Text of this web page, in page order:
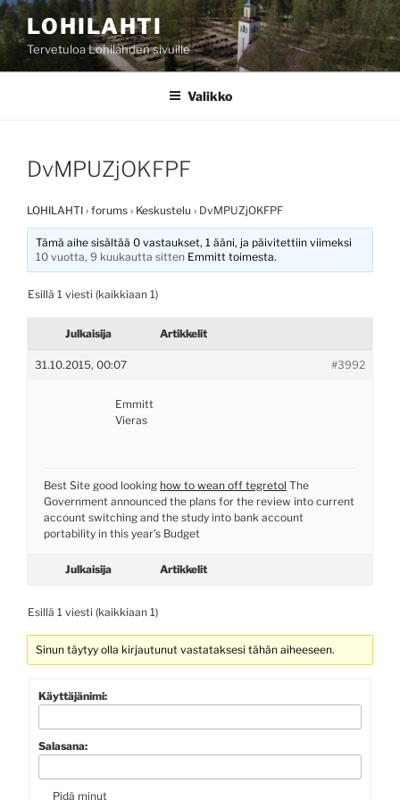
Siirry
sisältöönLOHILAHTI
Tervetuloa Lohilahden sivuille
Valikko
DvMPUZjOKFPF
LOHILAHTI › forums › Keskustelu › DvMPUZjOKFPF
Tämä aihe sisältää 0 vastaukset, 1 ääni, ja päivitettiin viimeksi
10 vuotta, 9 kuukautta sitten Emmitt toimesta.
Esillä 1 viesti (kaikkiaan 1)
Julkaisija Artikkelit
31.10.2015, 00:07 #3992
Emmitt
Vieras
Best Site good looking how to wean off tegretol The
Government announced the plans for the review into current
account switching and the study into bank account
portability in this year’s Budget
Julkaisija Artikkelit
Esillä 1 viesti (kaikkiaan 1)
Sinun täytyy olla kirjautunut vastataksesi tähän aiheeseen.
Käyttäjänimi:
Salasana:
Pidä minut